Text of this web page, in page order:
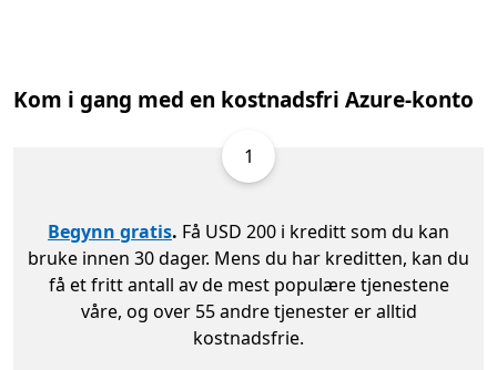
Kom i gang med en kostnadsfri Azure-konto
1
Begynn gratis. Få USD 200 i kreditt som du kan
bruke innen 30 dager. Mens du har kreditten, kan du
få et fritt antall av de mest populære tjenestene
våre, og over 55 andre tjenester er alltid
kostnadsfrie.